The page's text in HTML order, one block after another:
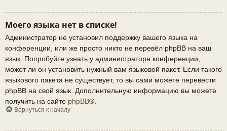
Моего языка нет в списке!
Администратор не установил поддержку вашего языка на
конференции, или же просто никто не перевёл phpBB на ваш
язык. Попробуйте узнать у администратора конференции,
может ли он установить нужный вам языковой пакет. Если такого
языкового пакета не существует, то вы сами можете перевести
phpBB на свой язык. Дополнительную информацию вы можете
получить на сайте phpBB®.
Вернуться к началу